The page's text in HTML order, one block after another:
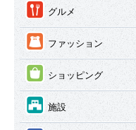
① グルメ
③ ファッション
⑤ ショッピング
⑦ 施設